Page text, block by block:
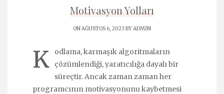
Motivasyon Yolları
ON AĞUSTOS 6, 2023 BYADMIN
K
odlama, karmaşık algoritmaların
çözümlendiği, yaratıcılığa dayalı bir
süreçtir. Ancak zaman zaman her
programcının motivasyonunu kaybetmesi